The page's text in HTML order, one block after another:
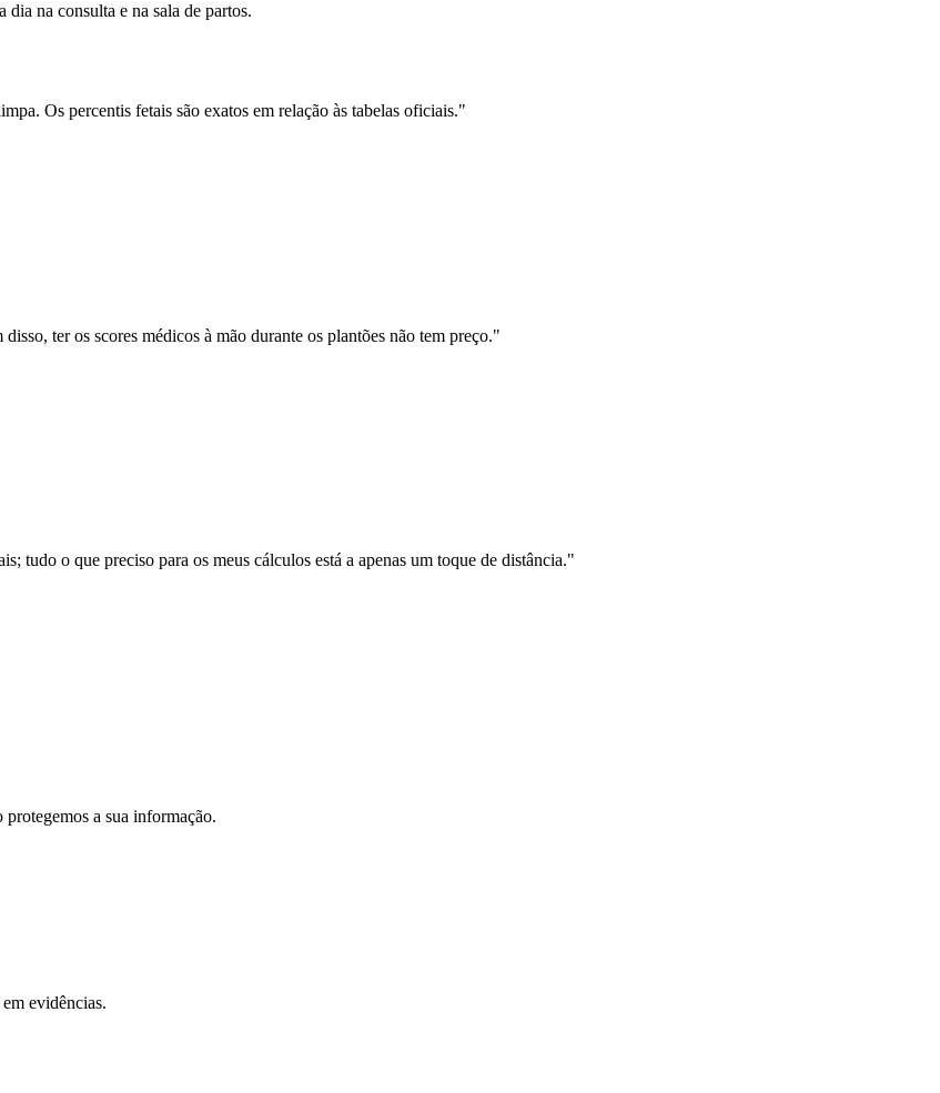
dia na consulta e na sala de partos.
Os percentis fetais são exatos em relação às tabelas oficiais."
ter os scores médicos à mão durante os plantões não tem preço."
tudo o que preciso para os meus cálculos está a apenas um toque de distância."
a sua informação.
evidências.